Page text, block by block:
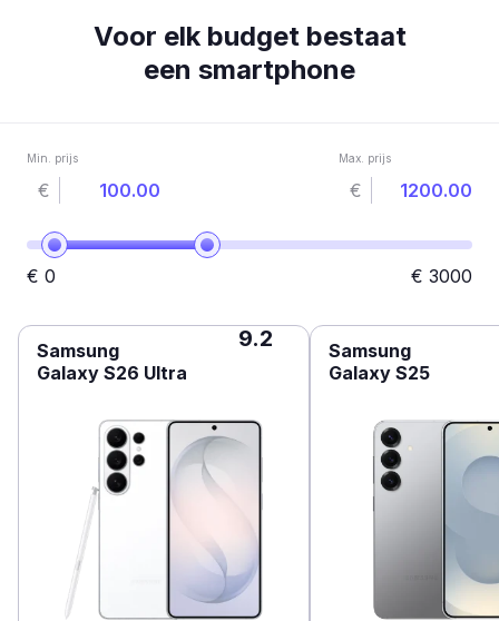
Voor elk budget bestaat
een smartphone
Min. prijs
€
Max. prijs
€
€ 0 € 3000
Samsung
Galaxy S26 Ultra
9.2
Samsung
Galaxy S25